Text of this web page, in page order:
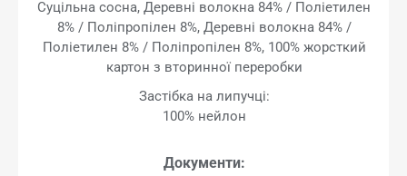
Суцільна сосна, Деревні волокна 84% / Поліетилен
8% / Поліпропілен 8%, Деревні волокна 84% /
Поліетилен 8% / Поліпропілен 8%, 100% жорсткий
картон з вторинної переробки
Застібка на липучці:
100% нейлон
Документи: